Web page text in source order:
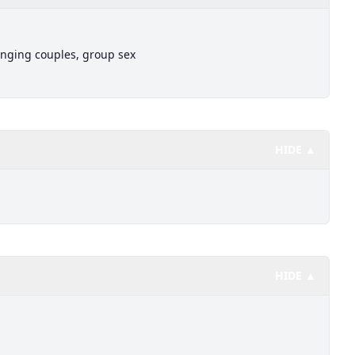
couples, group sex